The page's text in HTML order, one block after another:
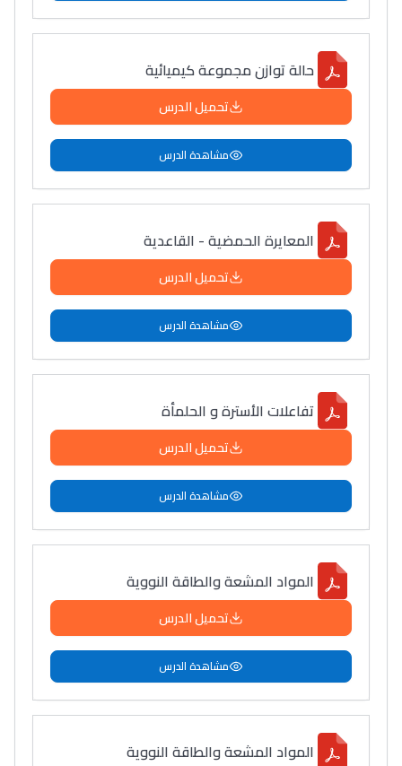
حالة توازن مجموعة كيميائية
تحميل الدرس
مشاهدة الدرس
المعايرة الحمضية - القاعدية
تحميل الدرس
مشاهدة الدرس
تفاعلات الأسترة و الحلمأة
تحميل الدرس
مشاهدة الدرس
المواد المشعة والطاقة النوویة
تحميل الدرس
مشاهدة الدرس
المواد المشعة والطاقة النووية